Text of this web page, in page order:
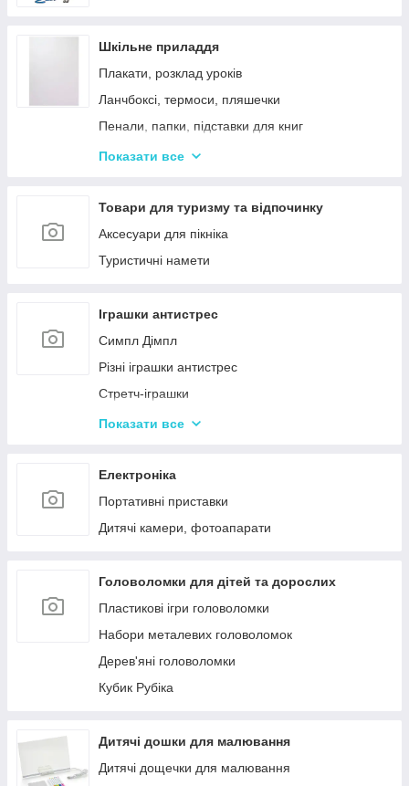
Шкільне приладдя
Плакати, розклад уроків
Ланчбоксі, термоси, пляшечки
Пенали, папки, підставки для книг
Фарбі, пензлики, альбоми
Зошити, блокноти, щоденники, обкладинки
Наклейки, стікери, закладки
Кольоровий папір, картон, клей
Циркулі, лінійки, трафарети
Художні аксесуари та інструменти
Показати все
Товари для туризму та відпочинку
Аксесуари для пікніка
Туристичні намети
Іграшки антистрес
Симпл Дімпл
Різні іграшки антистрес
Стретч-іграшки
Іграшки Pop it
Показати все
Електроніка
Портативні приставки
Дитячі камери, фотоапарати
Головоломки для дітей та дорослих
Пластикові ігри головоломки
Набори металевих головоломок
Дерев'яні головоломки
Кубик Рубіка
Дитячі дошки для малювання
Дитячі дощечки для малювання